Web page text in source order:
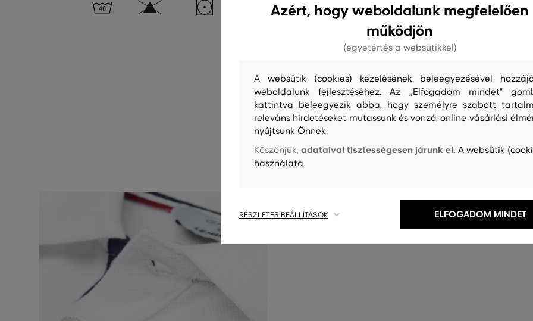
Azért, hogy weboldalunk megfelelően
működjön
(egyetértés a websütikkel)
A websütik (cookies) kezelésének beleegyezésével
weboldalunk fejlesztéséhez. Az „Elfogadom mindet"
kattintva beleegyezik abba, hogy személyre szabott
releváns hirdetéseket mutassunk és vonzó, online vásárlási
nyújtsunk Önnek.
Köszönjük,adataival tisztességesen járunk el. A websütik
használata
RÉSZLETES BEÁLLÍTÁSOK ELFOGADOM MINDET